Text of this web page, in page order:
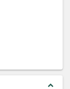
expand_less